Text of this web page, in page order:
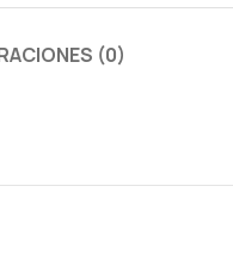
(0)